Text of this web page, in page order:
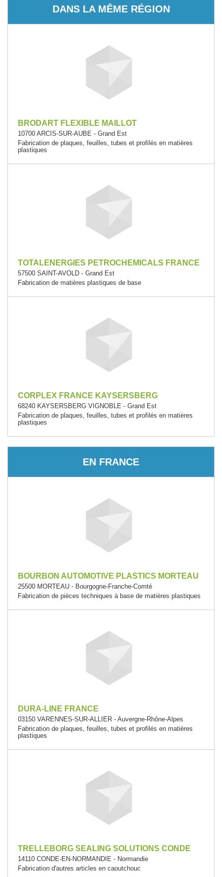
DANS LA MÊME RÉGION
BRODART FLEXIBLE MAILLOT
10700 ARCIS-SUR-AUBE - Grand Est
Fabrication de plaques, feuilles, tubes et profilés en matières
plastiques
TOTALENERGIES PETROCHEMICALS FRANCE
57500 SAINT-AVOLD - Grand Est
Fabrication de matières plastiques de base
CORPLEX FRANCE KAYSERSBERG
68240 KAYSERSBERG VIGNOBLE - Grand Est
Fabrication de plaques, feuilles, tubes et profilés en matières
plastiques
EN FRANCE
BOURBON AUTOMOTIVE PLASTICS MORTEAU
25500 MORTEAU - Bourgogne-Franche-Comté
Fabrication de pièces techniques à base de matières plastiques
DURA-LINE FRANCE
03150 VARENNES-SUR-ALLIER - Auvergne-Rhône-Alpes
Fabrication de plaques, feuilles, tubes et profilés en matières
plastiques
TRELLEBORG SEALING SOLUTIONS CONDE
14110 CONDE-EN-NORMANDIE - Normandie
Fabrication d'autres articles en caoutchouc